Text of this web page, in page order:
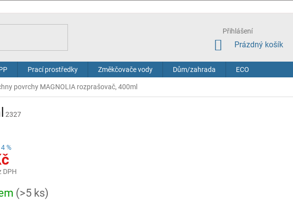
Přihlášení
NÁKUPNÍ
Prázdný košík
Prací prostředky Změkčovače vody Dům/zahrada ECO
povrchy MAGNOLIA rozprašovač, 400ml
2327
%
DPH
(>5 ks)